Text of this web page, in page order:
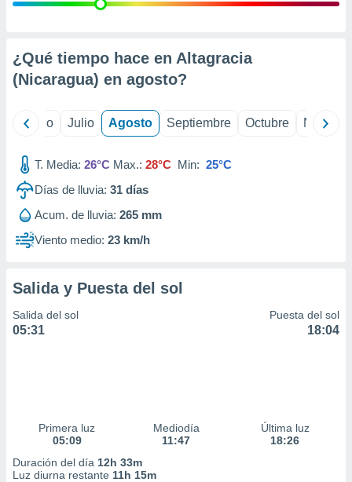
e
mediante
publicidad
de
1199
¿Qué tiempo hace en Altagracia
(Nicaragua) en agosto?
Junio Julio Agosto Septiembre Octubre
T. Media: 26°C Max.: 28°C Min: 25°C
Días de lluvia: 31 días
Acum. de lluvia: 265 mm
Viento medio: 23 km/h
Salida y Puesta del sol
Salida del sol
05:31
Puesta del sol
18:04
Primera luz
05:09
Mediodía
11:47
Última luz
18:26
Duración del día 12h 33m
Luz diurna restante 11h 15m